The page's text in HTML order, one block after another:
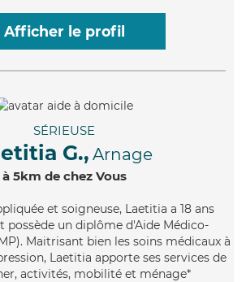
Afficher le profil
SÉRIEUSE
G., Arnage
à 5km de chez Vous
et soigneuse, Laetitia a 18 ans
possède un diplôme d'Aide Médico-
Maitrisant bien les soins médicaux à
Laetitia apporte ses services de
activités, mobilité et ménage*